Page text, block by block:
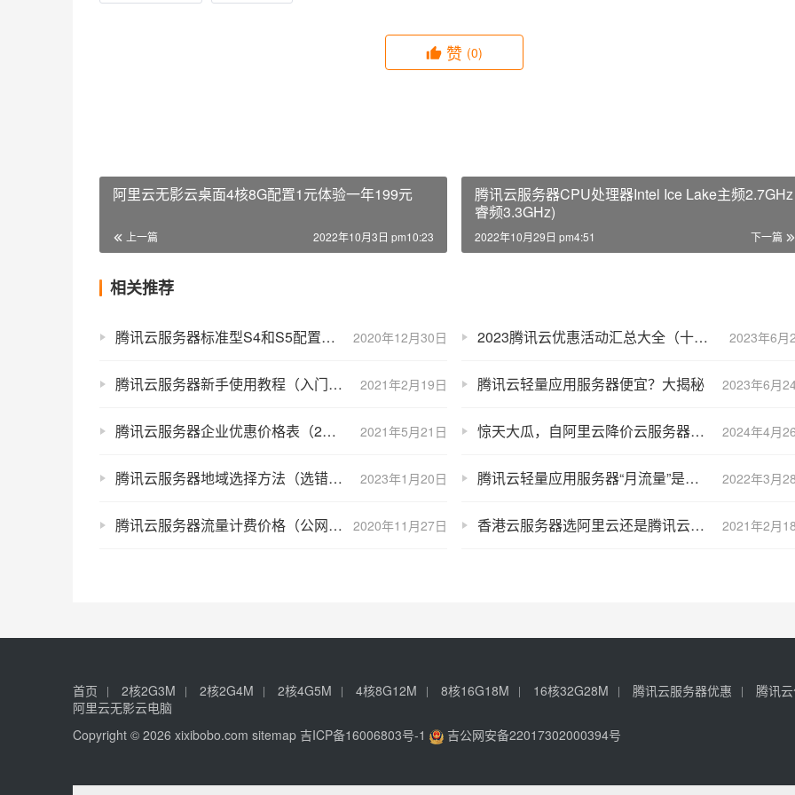
赞 (0)
阿里云无影云桌面4核8G配置1元体验一年199元
上一篇 2022年10月3日 pm10:23
腾讯云服务器CPU处理器Intel Ice Lake主频2.7GHz
睿频3.3GHz)
下一篇
2022年10月29日 pm4:51
相关推荐
2020年12月30日
腾讯云服务器标准型S4和S5配置性能参数区别及选择攻略 2023年6月
2023腾讯云优惠活动汇总大全（十大活动入口）
2021年2月19日
腾讯云服务器新手使用教程（入门必看教程） 2023年6月
腾讯云轻量应用服务器便宜？大揭秘
2021年5月21日
腾讯云服务器企业优惠价格表（2核4G/4核8G/8核16G/16核32G） 2024年4月
惊天大瓜，自阿里云降价云服务器租用价格低至冰点，太优惠了！
2023年1月20日
腾讯云服务器地域选择方法（选错不能改） 2022年3月
腾讯云轻量应用服务器“月流量”是什么意思？
2020年11月27日
腾讯云服务器流量计费价格（公网带宽按流量收费标准） 2021年2月
香港云服务器选阿里云还是腾讯云？我选择价格优势和免费换IP地址
首页 2核2G3M 2核2G4M 2核4G5M 4核8G12M 8核16G18M 16核32G28M 腾讯云服务器优惠 腾讯
阿里云无影云电脑
Copyright © 2026 xixibobo.com sitemap 吉ICP备16006803号-1 吉公网安备22017302000394号